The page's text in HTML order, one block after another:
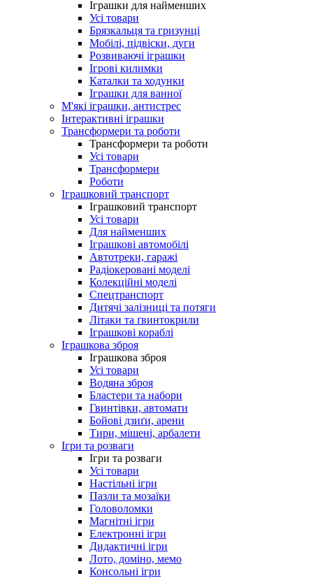
Іграшки для найменших
Усі товари
Брязкальця та гризунці
Мобілі, підвіски, дуги
Розвиваючі іграшки
Ігрові килимки
Каталки та ходунки
Іграшки для ванної
М'які іграшки, антистрес
Інтерактивні іграшки
Трансформери та роботи
Трансформери та роботи
Усі товари
Трансформери
Роботи
Іграшковий транспорт
Іграшковий транспорт
Усі товари
Для найменших
Іграшкові автомобілі
Автотреки, гаражі
Радіокеровані моделі
Колекційні моделі
Спецтранспорт
Дитячі залізниці та потяги
Літаки та ґвинтокрили
Іграшкові кораблі
Іграшкова зброя
Іграшкова зброя
Усі товари
Водяна зброя
Бластери та набори
Гвинтівки, автомати
Бойові дзиґи, арени
Тири, мішені, арбалети
Ігри та розваги
Ігри та розваги
Усі товари
Настільні ігри
Пазли та мозаїки
Головоломки
Магнітні ігри
Електронні ігри
Дидактичні ігри
Лото, доміно, мемо
Консольні ігри